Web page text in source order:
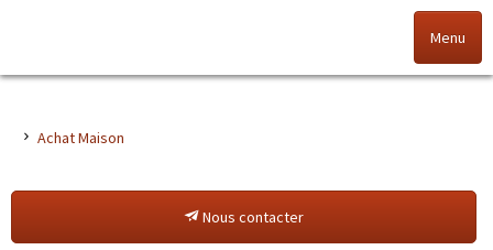
Menu
Achat Maison
Nous contacter